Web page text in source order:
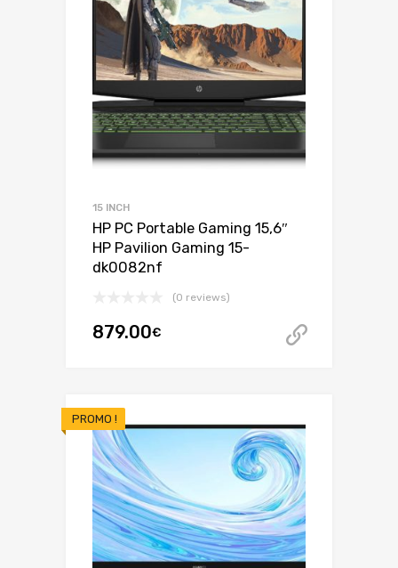
15 INCH
HP PC Portable Gaming 15,6″
HP Pavilion Gaming 15-
dk0082nf
(0 reviews)
879.00€
PROMO !